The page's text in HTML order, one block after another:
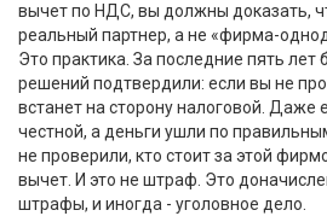
вычет по НДС, вы должны доказать,
реальный партнер, а не «фирма-
Это практика. За последние пять лет
решений подтвердили: если вы не
встанет на сторону налоговой. Даже
честной, а деньги ушли по
не проверили, кто стоит за этой
вычет. И это не штраф. Это
штрафы, и иногда - уголовное дело.